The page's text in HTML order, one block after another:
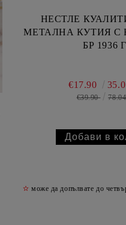
НЕСТЛЕ
МЕТАЛНА КУТИЯ С
БР 1936
€17.90
€39.90
✫ може да допълвате до